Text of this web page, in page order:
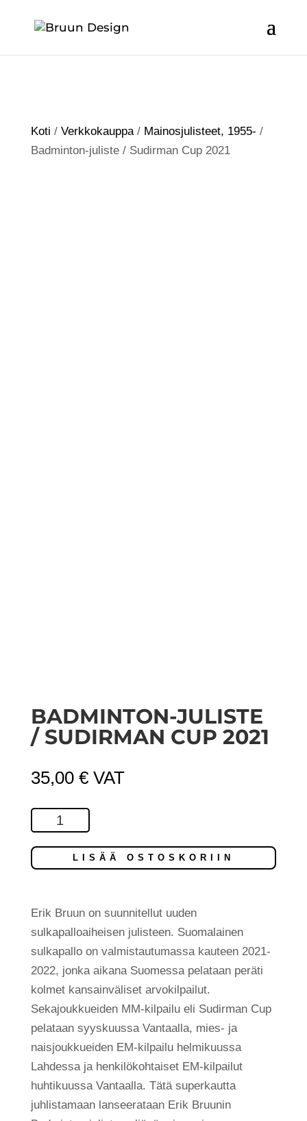
Koti / Verkkokauppa/ Mainosjulisteet, 1955- /
Badminton-juliste / Sudirman Cup 2021
BADMINTON-JULISTE
/ SUDIRMAN CUP 2021
35,00 € VAT
Badminton-
juliste
/
2021
määrä
LISÄÄ OSTOSKORIIN
Erik Bruun on suunnitellut uuden
sulkapalloaiheisen julisteen. Suomalainen
sulkapallo on valmistautumassa kauteen 2021-
2022, jonka aikana Suomessa pelataan peräti
kolmet kansainväliset arvokilpailut.
Sekajoukkueiden MM-kilpailu eli Sudirman Cup
pelataan syyskuussa Vantaalla, mies- ja
naisjoukkueiden EM-kilpailu helmikuussa
Lahdessa ja henkilökohtaiset EM-kilpailut
huhtikuussa Vantaalla. Tätä superkautta
juhlistamaan lanseerataan Erik Bruunin